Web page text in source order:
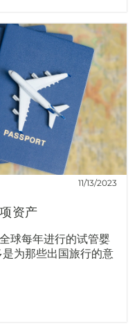
11/13/2023
资产
球每年进行的试管婴
为那些出国旅行的意